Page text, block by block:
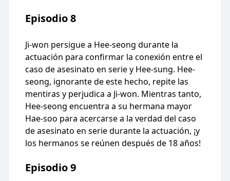
Episodio 8
Ji-won persigue a Hee-seong durante la
actuación para confirmar la conexión entre el
caso de asesinato en serie y Hee-sung. Hee-
seong, ignorante de este hecho, repite las
mentiras y perjudica a Ji-won. Mientras tanto,
Hee-seong encuentra a su hermana mayor
Hae-soo para acercarse a la verdad del caso
de asesinato en serie durante la actuación, ¡y
los hermanos se reúnen después de 18 años!
Episodio 9